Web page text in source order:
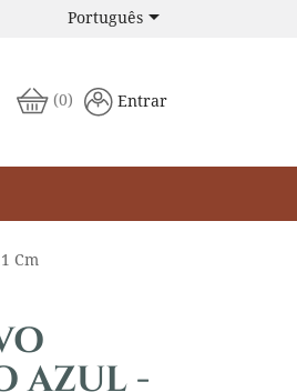
Português
Entrar
(0)
Cm
AZUL -